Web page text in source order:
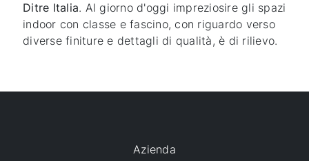
Ditre Italia. Al giorno d'oggi impreziosire gli spazi
indoor con classe e fascino, con riguardo verso
diverse finiture e dettagli di qualità, è di rilievo.
Azienda